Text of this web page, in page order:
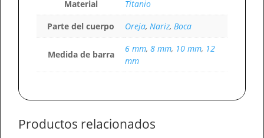
Material
Titanio
Parte del cuerpo
Oreja, Nariz, Boca
Medida de barra
6 mm, 8 mm, 10 mm, 12
mm
Productos relacionados